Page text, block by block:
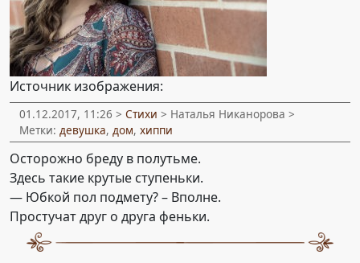
Источник изображения:
01.12.2017, 11:26 > Стихи > Наталья Никанорова >
Метки: девушка, дом, хиппи
Осторожно бреду в полутьме.
Здесь такие крутые ступеньки.
— Юбкой пол подмету? – Вполне.
Простучат друг о друга феньки.